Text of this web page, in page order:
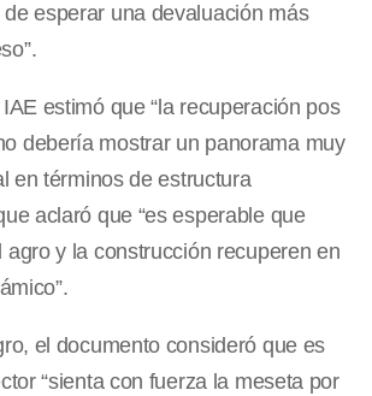
esperar una devaluación más
estimó que “la recuperación pos
debería mostrar un panorama muy
en términos de estructura
aclaró que “es esperable que
agro y la construcción recuperen en
el documento consideró que es
“sienta con fuerza la meseta por